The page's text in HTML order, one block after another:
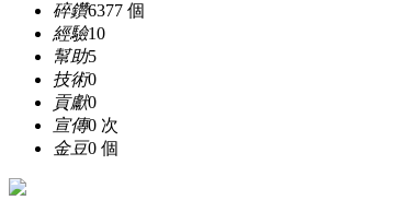
碎鑽6377 個
經驗10
幫助5
技術0
貢獻0
宣傳0 次
金豆0 個